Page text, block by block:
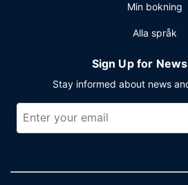
Min bokning
Alla språk
Sign Up for
Stay informed about news